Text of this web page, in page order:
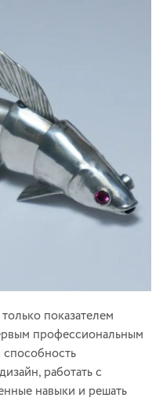
показателем
профессиональным
работать с
навыки и решать